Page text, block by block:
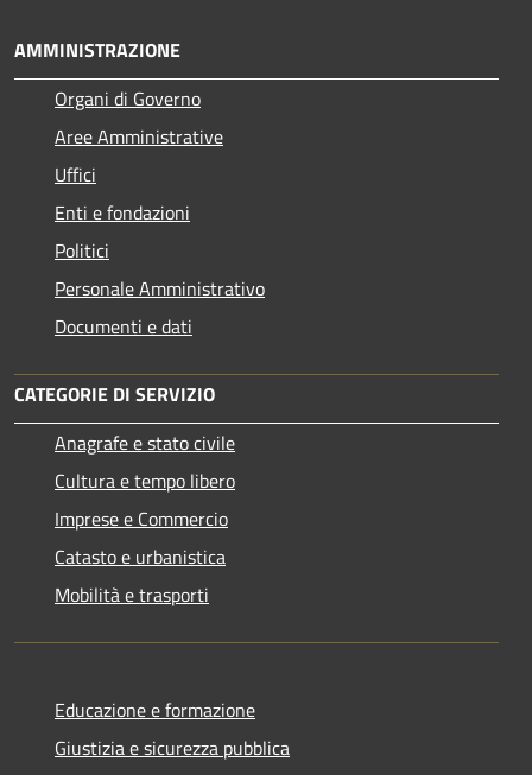
AMMINISTRAZIONE
Organi di Governo
Aree Amministrative
Uffici
Enti e fondazioni
Politici
Personale Amministrativo
Documenti e dati
CATEGORIE DI SERVIZIO
Anagrafe e stato civile
Cultura e tempo libero
Imprese e Commercio
Catasto e urbanistica
Mobilità e trasporti
Educazione e formazione
Giustizia e sicurezza pubblica